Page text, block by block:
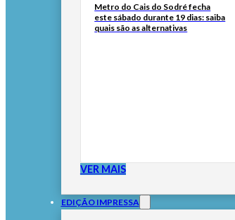
Metro do Cais do Sodré fecha
este sábado durante 19 dias: saiba
quais são as alternativas
VER MAIS
EDIÇÃO IMPRESSA